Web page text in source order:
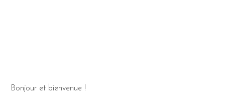
Bonjour et bienvenue !